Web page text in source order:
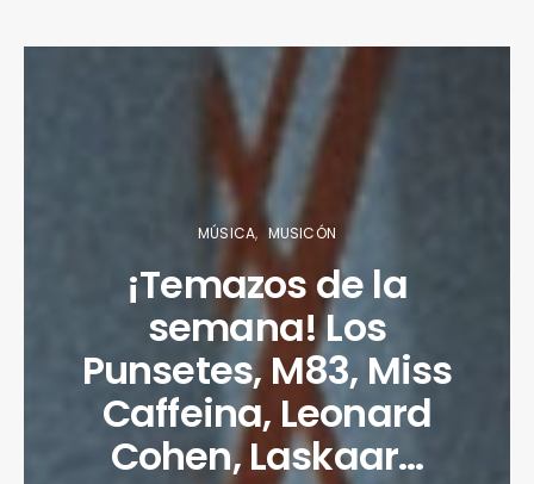
MÚSICA MUSICÓN
¡Temazos de la
semana! Los
Punsetes, M83, Miss
Caffeina, Leonard
Cohen, Laskaar…